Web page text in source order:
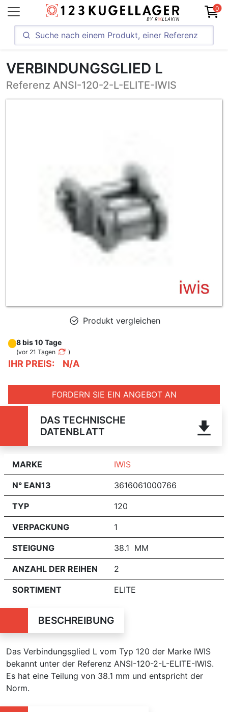
0
VERBINDUNGSGLIED L
Referenz ANSI-120-2-L-ELITE-IWIS
Produkt vergleichen
IHR PREIS: N/A
8 bis 10 Tage
(vor 21 Tagen )
FORDERN SIE EIN ANGEBOT AN
DAS TECHNISCHE
DATENBLATT
MARKE IWIS
N° EAN13 3616061000766
TYP 120
VERPACKUNG 1
STEIGUNG 38.1 MM
ANZAHL DER REIHEN 2
SORTIMENT ELITE
BESCHREIBUNG
Das Verbindungsglied L vom Typ 120 der Marke IWIS
bekannt unter der Referenz ANSI-120-2-L-ELITE-IWIS.
Es hat eine Teilung von 38.1 mm und entspricht der
Norm.